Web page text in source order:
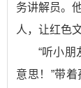
务讲解员。
人，让红色
“听小朋
意思！”带